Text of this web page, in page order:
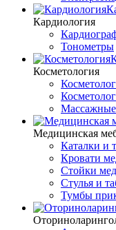
Кардиология
Тонометры
Косметология
Медицинская
Каталки и
Кровати
Стойки
Стулья и
Тумбы